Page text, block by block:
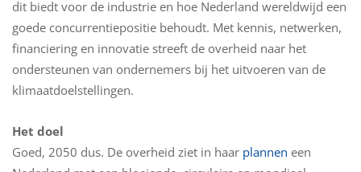
dit biedt voor de industrie en hoe Nederland wereldwijd een
goede concurrentiepositie behoudt. Met kennis, netwerken,
financiering en innovatie streeft de overheid naar het
ondersteunen van ondernemers bij het uitvoeren van de
klimaatdoelstellingen.
Het doel
Goed, 2050 dus. De overheid ziet in haar plannen een